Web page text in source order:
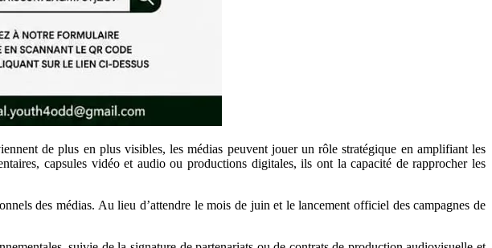
de plus en plus visibles, les médias peuvent jouer un rôle stratégique en amplifiant les
capsules vidéo et audio ou productions digitales, ils ont la capacité de rapprocher les
des médias. Au lieu d’attendre le mois de juin et le lancement officiel des campagnes de